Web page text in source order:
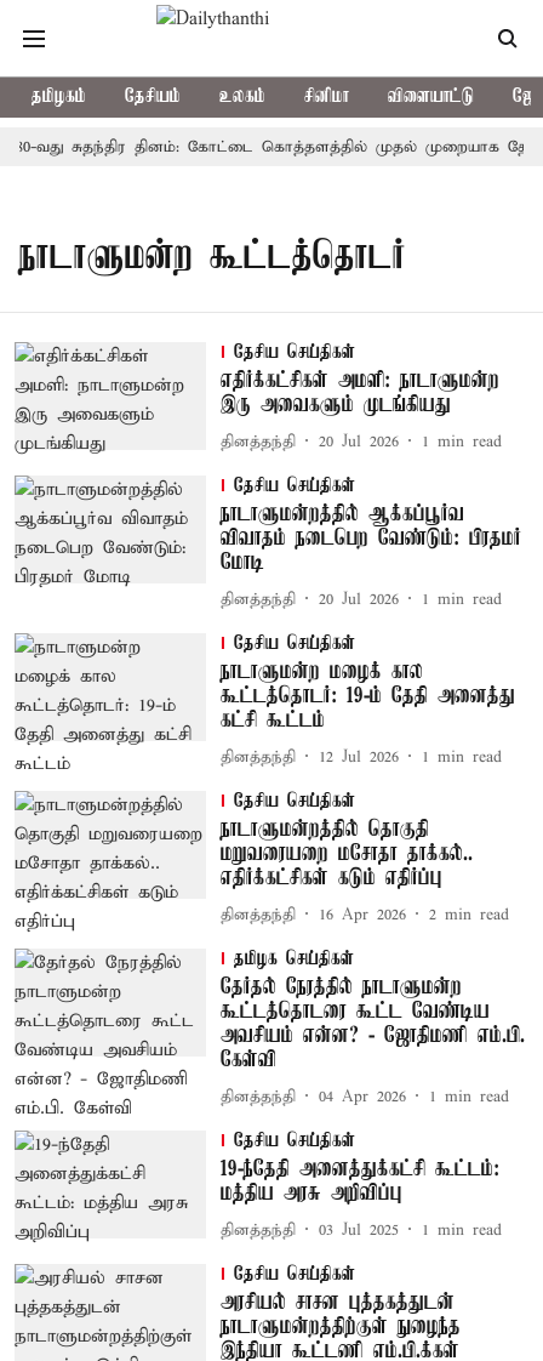
தமிழகம் தேசியம் உலகம் சினிமா விளையாட்டு
80-வது சுதந்திர தினம்: கோட்டை கொத்தளத்தில் முதல் முறையாக
நாடாளுமன்ற கூட்டத்தொடர்
தேசிய செய்திகள்
எதிர்க்கட்சிகள் அமளி: நாடாளுமன்ற
இரு அவைகளும் முடங்கியது
தினத்தந்தி 20 Jul 2026 1 min read
தேசிய செய்திகள்
நாடாளுமன்றத்தில் ஆக்கப்பூர்வ
விவாதம் நடைபெற வேண்டும்: பிரதமர்
மோடி
தினத்தந்தி 20 Jul 2026 1 min read
தேசிய செய்திகள்
நாடாளுமன்ற மழைக் கால
கூட்டத்தொடர்: 19-ம் தேதி அனைத்து
கட்சி கூட்டம்
தினத்தந்தி 12 Jul 2026 1 min read
தேசிய செய்திகள்
நாடாளுமன்றத்தில் தொகுதி
மறுவரையறை மசோதா தாக்கல்..
எதிர்க்கட்சிகள் கடும் எதிர்ப்பு
தினத்தந்தி 16 Apr 2026 2 min read
தமிழக செய்திகள்
தேர்தல் நேரத்தில் நாடாளுமன்ற
கூட்டத்தொடரை கூட்ட வேண்டிய
அவசியம் என்ன? - ஜோதிமணி எம்.பி.
கேள்வி
தினத்தந்தி 04 Apr 2026 1 min read
தேசிய செய்திகள்
19-ந்தேதி அனைத்துக்கட்சி கூட்டம்:
மத்திய அரசு அறிவிப்பு
தினத்தந்தி 03 Jul 2025 1 min read
தேசிய செய்திகள்
அரசியல் சாசன புத்தகத்துடன்
நாடாளுமன்றத்திற்குள் நுழைந்த
இந்தியா கூட்டணி எம்.பி.க்கள்